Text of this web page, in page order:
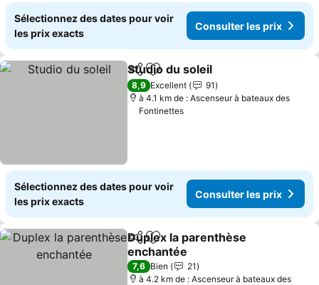
Sélectionnez des dates pour voir
les prix exacts
Consulter les prix
PartagerAjouter à mes favoris
Studio du soleil
8,9 Excellent
91
à 4.1 km de : Ascenseur à bateaux des
Fontinettes
Sélectionnez des dates pour voir
les prix exacts
Consulter les prix
PartagerAjouter à mes favoris
Duplex la parenthèse
enchantée
7,6 Bien
21
à 4.2 km de : Ascenseur à bateaux des